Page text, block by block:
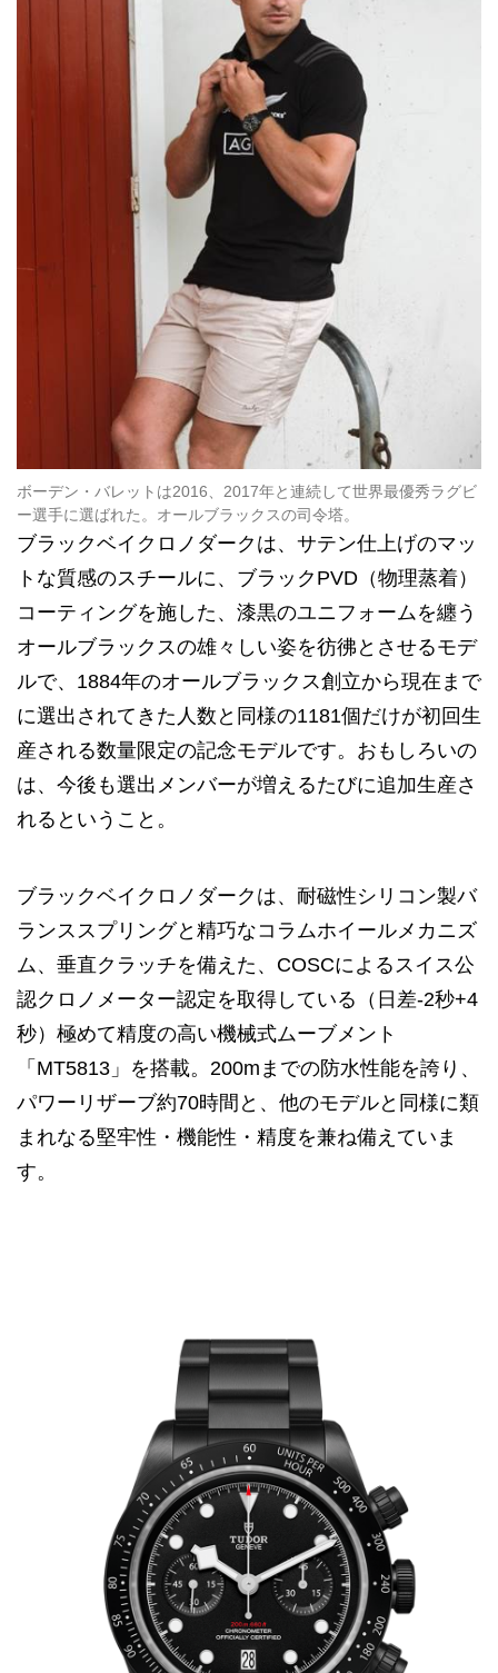
ボーデン・バレットは2016、2017年と連続して世界最優秀ラグビ
ー選手に選ばれた。オールブラックスの司令塔。
ブラックベイクロノダークは、サテン仕上げのマッ
トな質感のスチールに、ブラックPVD（物理蒸着）
コーティングを施した、漆黒のユニフォームを纏う
オールブラックスの雄々しい姿を彷彿とさせるモデ
ルで、1884年のオールブラックス創立から現在まで
に選出されてきた人数と同様の1181個だけが初回生
産される数量限定の記念モデルです。おもしろいの
は、今後も選出メンバーが増えるたびに追加生産さ
れるということ。
ブラックベイクロノダークは、耐磁性シリコン製バ
ランススプリングと精巧なコラムホイールメカニズ
ム、垂直クラッチを備えた、COSCによるスイス公
認クロノメーター認定を取得している（日差-2秒+4
秒）極めて精度の高い機械式ムーブメント
「MT5813」を搭載。200mまでの防水性能を誇り、
パワーリザーブ約70時間と、他のモデルと同様に類
まれなる堅牢性・機能性・精度を兼ね備えていま
す。